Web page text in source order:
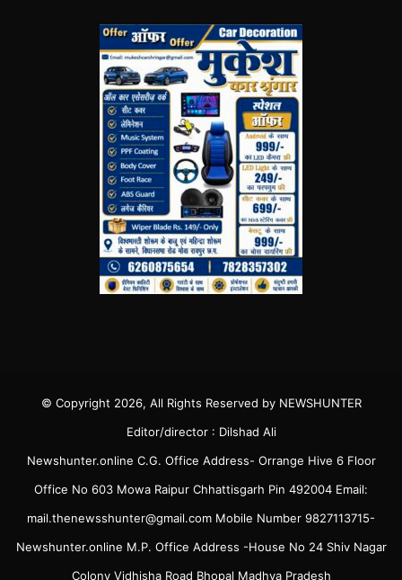
© Copyright 2026, All Rights Reserved by NEWSHUNTER
Editor/director : Dilshad Ali
Newshunter.online C.G. Office Address- Orrange Hive 6 Floor
Office No 603 Mowa Raipur Chhattisgarh Pin 492004 Email:
mail.thenewsshunter@gmail.com Mobile Number 9827113715-
Newshunter.online M.P. Office Address -House No 24 Shiv Nagar
Colony Vidhisha Road Bhopal Madhya Pradesh